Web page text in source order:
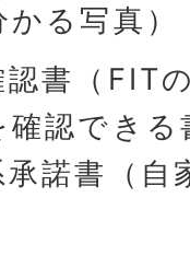
る写真）
認書（FIT
確認でき
諾書（自